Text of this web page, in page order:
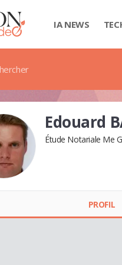
IA NEWS
Edouard
Étude Notariale Me
PROFIL